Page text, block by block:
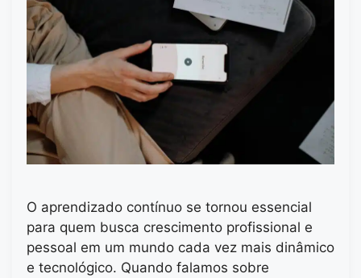
O aprendizado contínuo se tornou essencial
para quem busca crescimento profissional e
pessoal em um mundo cada vez mais dinâmico
e tecnológico. Quando falamos sobre